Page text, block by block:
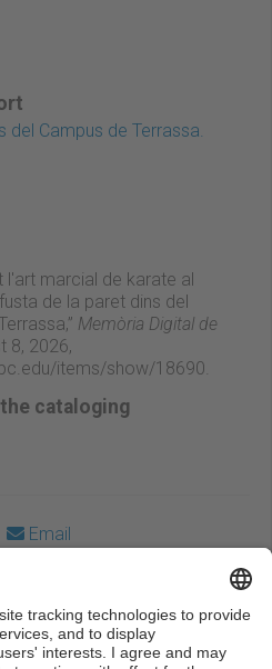
del Campus de Terrassa.
l'art marcial de karate al
de la paret dins del
Memòria Digital de
8, 2026,
items/show/18690
cataloging
Email
content on this work is